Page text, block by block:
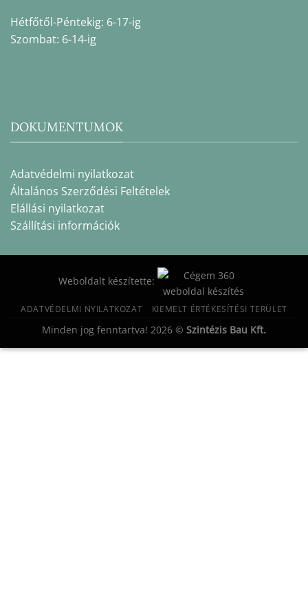
Hétfőtől-Péntekig: 6-17-ig
Szombat: 6-14-ig
DOKUMENTUMOK
Adatvédelmi nyilatkozat
Általános Szerződési Feltételek
Elállási nyilatkozat
Szállítási információk
Weboldalt készítette:
ADATVÉDELMI NYILATKOZAT KIEMELT ÉRTÉKESÍTÉSI TERÜLET
Minden jog fenntartva! 2026 © Szintézis Bau Kft.